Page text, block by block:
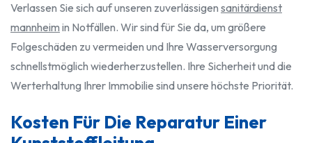
Verlassen Sie sich auf unseren zuverlässigen sanitärdienst
mannheim in Notfällen. Wir sind für Sie da, um größere
Folgeschäden zu vermeiden und Ihre Wasserversorgung
schnellstmöglich wiederherzustellen. Ihre Sicherheit und die
Werterhaltung Ihrer Immobilie sind unsere höchste Priorität.
Kosten Für Die Reparatur Einer